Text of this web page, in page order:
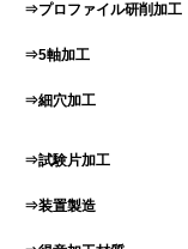
⇒プロファイル研削加工
⇒5軸加工
⇒細穴加工
⇒試験片加工
⇒装置製造